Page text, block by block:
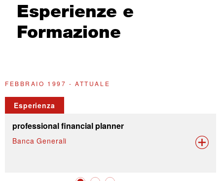
Esperienze e
Formazione
FEBBRAIO 1997 - ATTUALE
Esperienza
professional financial planner
Banca Generali